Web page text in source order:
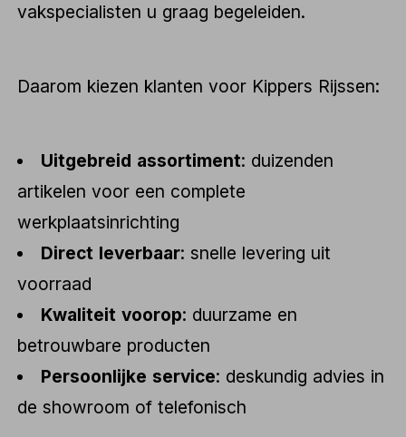
vakspecialisten u graag begeleiden.
Daarom kiezen klanten voor Kippers Rijssen:
Uitgebreid assortiment: duizenden
artikelen voor een complete
werkplaatsinrichting
Direct leverbaar: snelle levering uit
voorraad
Kwaliteit voorop: duurzame en
betrouwbare producten
Persoonlijke service: deskundig advies in
de showroom of telefonisch